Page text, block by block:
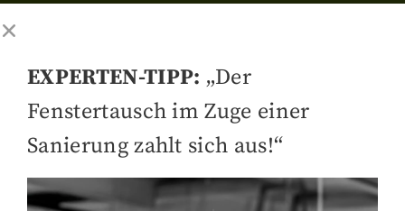
EXPERTEN-TIPP: „Der
Fenstertausch im Zuge einer
Sanierung zahlt sich aus!“